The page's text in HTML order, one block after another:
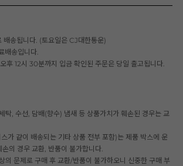
배송됩니다. (토요일은 CJ대한통운)
배송입니다.
후 12시 30분까지 입금 확인된 주문은 당일 출고됩니다.
탁, 수선, 담배(향수) 냄새 등 상품가치가 훼손된 경우는 교
가 같이 배송되는 기타 상품 전부 포함)는 제품 박스에 운
의 경우 교환, 반품이 불가합니다.
의 문제로 구매 후 교환/반품이 불가하오니 신중한 구매 부